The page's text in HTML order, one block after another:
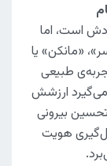
است، اما
«مانکن» یا
طبیعی
ارزشش
تحسین بیرونی
هویت